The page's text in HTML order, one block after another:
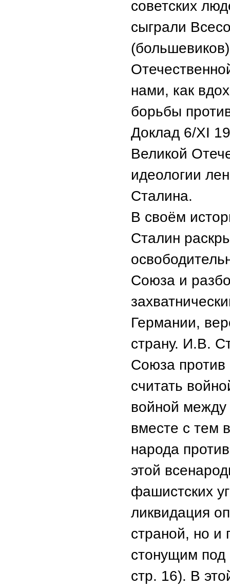
советских
сыграли
нами, как
борьбы
Доклад 6/XΙ
Великой
идеологии
Сталина.
В своём
Сталин
Союза и
Германии,
страну. И.В.
Союза против
считать
войной
вместе с тем
народа
этой
фашистских
ликвидация
страной, но
стонущим под
стр. 16). В